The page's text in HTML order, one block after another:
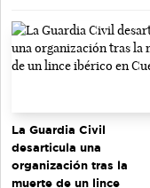
La Guardia Civil
desarticula una
organización tras la
muerte de un lince